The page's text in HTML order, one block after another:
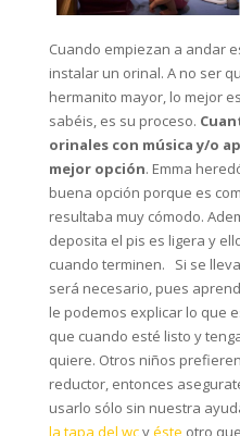
Cuando empiezan a andar
instalar un orinal. A no ser
hermanito mayor, lo mejor
sabéis, es su proceso.
orinales con música y/o
mejor opción. Emma
buena opción porque es
resultaba muy cómodo.
deposita el pis es ligera y
cuando terminen. Si se
será necesario, pues
le podemos explicar lo que
que cuando esté listo y
quiere. Otros niños
reductor, entonces
usarlo sólo sin nuestra
la tapa del wcyéste otro